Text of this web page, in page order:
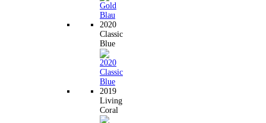
2020
Classic
Blue
2019
Living
Coral